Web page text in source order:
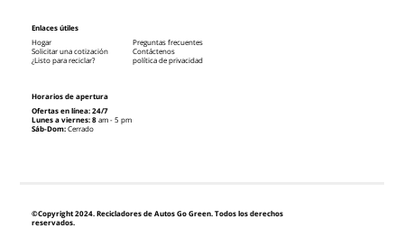
©Copyright 2024. Recicladores de Autos Go Green. Todos los derechos
reservados.
Horarios de apertura
Ofertas en línea: 24/7
Lunes a viernes: 8am - 5 pm
Sáb-Dom:Cerrado
Enlaces útiles
Hogar
Solicitar una cotización
¿Listo para reciclar?
Preguntas frecuentes
Contáctenos
política de privacidad